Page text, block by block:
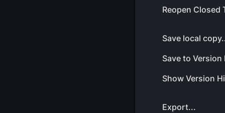
Reopen Closed
Save local
Save to
Show Version
Export...